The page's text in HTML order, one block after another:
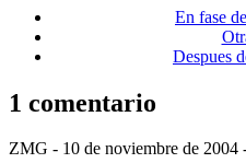
En fase
Despues
1 comentario
ZMG - 10 de noviembre de 2004